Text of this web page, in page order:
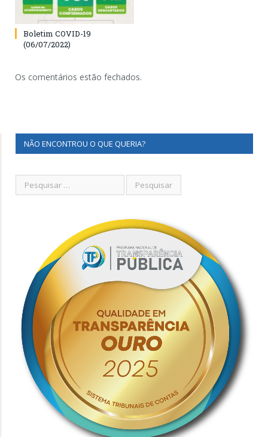
Boletim COVID-19
(06/07/2022)
Os comentários estão fechados.
NÃO ENCONTROU O QUE QUERIA?